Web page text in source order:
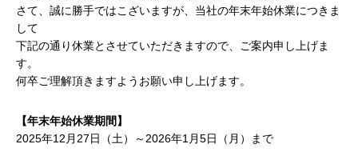
さて、誠に勝手ではこざいますが、当社の年末年始休業につきま
して
下記の通り休業とさせていただきますので、ご案内申し上げま
す。
何卒ご理解頂きますようお願い申し上げます。
【年末年始休業期間】
2025年12月27日（土）～2026年1月5日（月）まで